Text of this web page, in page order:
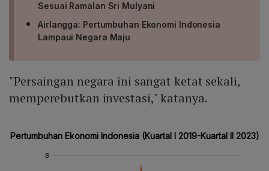
Sesuai Ramalan Sri Mulyani
Airlangga: Pertumbuhan Ekonomi Indonesia
Lampaui Negara Maju
"Persaingan negara ini sangat ketat sekali,
memperebutkan investasi," katanya.